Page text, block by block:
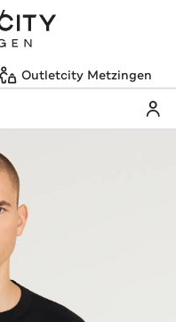
Outletcity Metzingen